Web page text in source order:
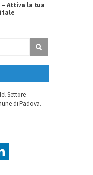
– Attiva la tua
Settore
di Padova.